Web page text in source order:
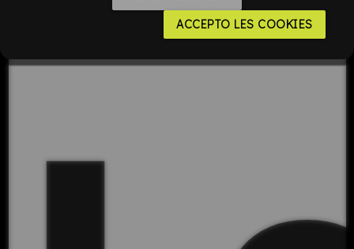
ACCEPTO LES COOKIES